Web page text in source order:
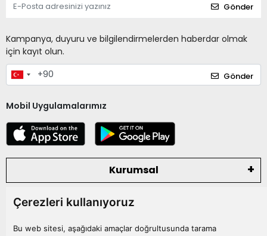
Çerezleri kullanıyoruz
Bu web sitesi, aşağıdaki amaçlar doğrultusunda tarama
Gönder
Kampanya, duyuru ve bilgilendirmelerden haberdar olmak
için kayıt olun.
Gönder
Mobil Uygulamalarımız
Kurumsal
Kategoriler